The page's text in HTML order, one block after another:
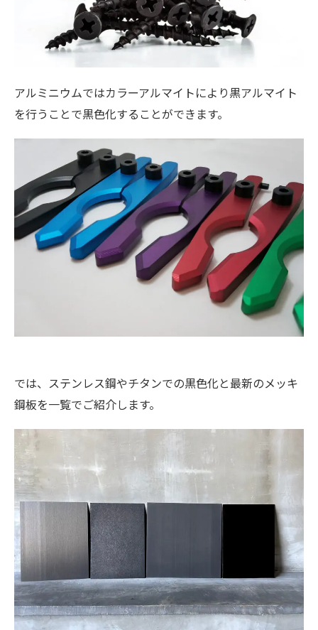
アルミニウムではカラーアルマイトにより黒アルマイト
を行うことで黒色化することができます。
では、ステンレス鋼やチタンでの黒色化と最新のメッキ
鋼板を一覧でご紹介します。